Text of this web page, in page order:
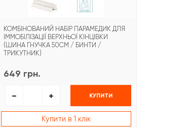
КОМБІНОВАНИЙ НАБІР ПАРАМЕДИК ДЛЯ
ІММОБІЛІЗАЦІЇ ВЕРХНЬОЇ КІНЦІВКИ
(ШИНА ГНУЧКА 50СМ / БИНТИ /
ТРИКУТНИК)
649 грн.
КУПИТИ
Купити в 1 клік